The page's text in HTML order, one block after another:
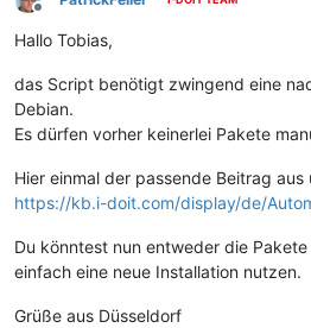
Offline
Hallo Tobias,
das Script benötigt zwingend eine
Debian.
Es dürfen vorher keinerlei Pakete
Hier einmal der passende Beitrag aus
https://kb.i-doit.com/display/de/
Du könntest nun entweder die
einfach eine neue Installation nutzen.
Grüße aus Düsseldorf